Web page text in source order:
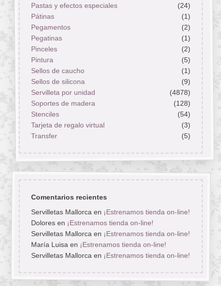
Pastas y efectos especiales
(24)
Pátinas
(1)
Pegamentos
(2)
Pegatinas
(1)
Pinceles
(2)
Pintura
(5)
Sellos de caucho
(1)
Sellos de silicona
(9)
Servilleta por unidad
(4878)
Soportes de madera
(128)
Stenciles
(54)
Tarjeta de regalo virtual
(3)
Transfer
(5)
Comentarios recientes
Servilletas Mallorcaen ¡Estrenamos tienda on-line!
Doloresen ¡Estrenamos tienda on-line!
Servilletas Mallorcaen ¡Estrenamos tienda on-line!
María Luisaen ¡Estrenamos tienda on-line!
Servilletas Mallorcaen ¡Estrenamos tienda on-line!